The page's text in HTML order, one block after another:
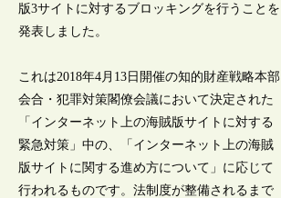
版3サイトに対するブロッキングを行うことを
発表しました。
これは2018年4月13日開催の知的財産戦略本部
会合・犯罪対策閣僚会議において決定された
「インターネット上の海賊版サイトに対する
緊急対策」中の、「インターネット上の海賊
版サイトに関する進め方について」に応じて
行われるものです。法制度が整備されるまで